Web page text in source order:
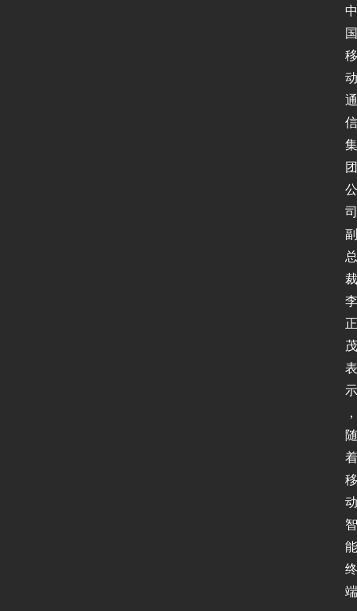
中
国
移
动
通
信
集
团
公
司
副
总
裁
李
正
茂
表
示
，
随
着
移
动
智
能
终
端